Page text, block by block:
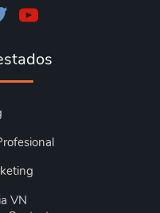
VN